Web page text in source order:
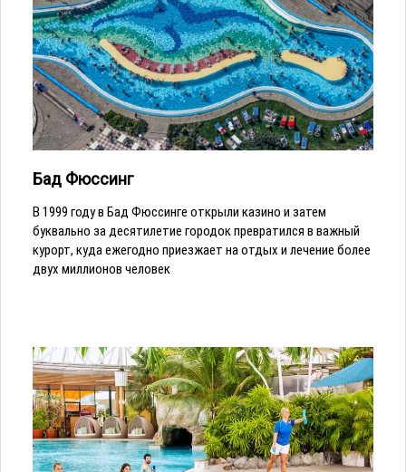
Бад Фюссинг
В 1999 году в Бад Фюссинге открыли казино и затем
буквально за десятилетие городок превратился в важный
курорт, куда ежегодно приезжает на отдых и лечение более
двух миллионов человек